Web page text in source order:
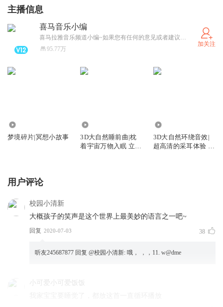
主播信息
喜马音乐小编
喜马拉雅音乐频道小编~如果您有任何的意见或者建议，欢迎私信给我xmlydingkong！
95.77万
加关注
梦境碎片|冥想小故事
3D大自然睡前曲|枕
着宇宙万物入眠 立体
3D大自然环绕音效|
超高清的采耳体验 身
用户评论
校园小清新
大概孩子的笑声是这个世界上最美妙的语言之一吧~
回复 2020-07-03 38
听友245687877 回复 @校园小清新: 哦， ，，11. w@dme
小可爱小可爱饭饭